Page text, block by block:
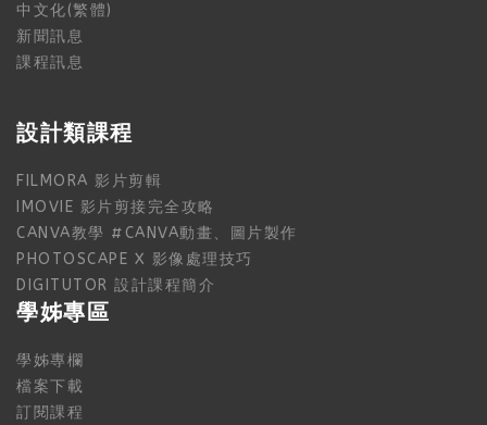
中文化(繁體)
新聞訊息
課程訊息
設計類課程
FILMORA 影片剪輯
IMOVIE 影片剪接完全攻略
CANVA教學 #CANVA動畫、圖片製作
PHOTOSCAPE X 影像處理技巧
DIGITUTOR 設計課程簡介
學姊專區
學姊專欄
檔案下載
訂閱課程